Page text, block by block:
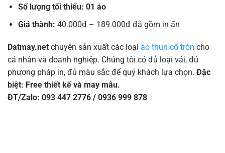
Số lượng tối thiểu: 01 áo
Giá thành: 40.000đ – 189.000đ đã gồm in ấn
Datmay.net chuyên sản xuất các loại áo thun cổ tròn cho
cá nhân và doanh nghiệp. Chúng tôi có đủ loại vải, đủ
phương pháp in, đủ màu sắc để quý khách lựa chọn. Đặc
biệt: Free thiết kế và may mẫu.
ĐT/Zalo: 093 447 2776 / 0936 999 878